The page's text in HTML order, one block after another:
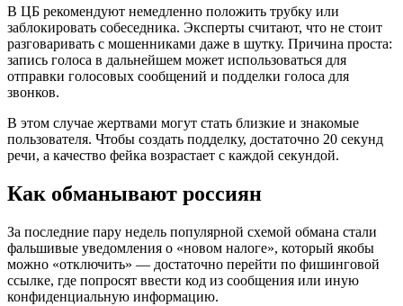
В ЦБ рекомендуют немедленно положить трубку или
заблокировать собеседника. Эксперты считают, что не стоит
разговаривать с мошенниками даже в шутку. Причина проста:
запись голоса в дальнейшем может использоваться для
отправки голосовых сообщений и подделки голоса для
звонков.
В этом случае жертвами могут стать близкие и знакомые
пользователя. Чтобы создать подделку, достаточно 20 секунд
речи, а качество фейка возрастает с каждой секундой.
Как обманывают россиян
За последние пару недель популярной схемой обмана стали
фальшивые уведомления о «новом налоге», который якобы
можно «отключить» — достаточно перейти по фишинговой
ссылке, где попросят ввести код из сообщения или иную
конфиденциальную информацию.